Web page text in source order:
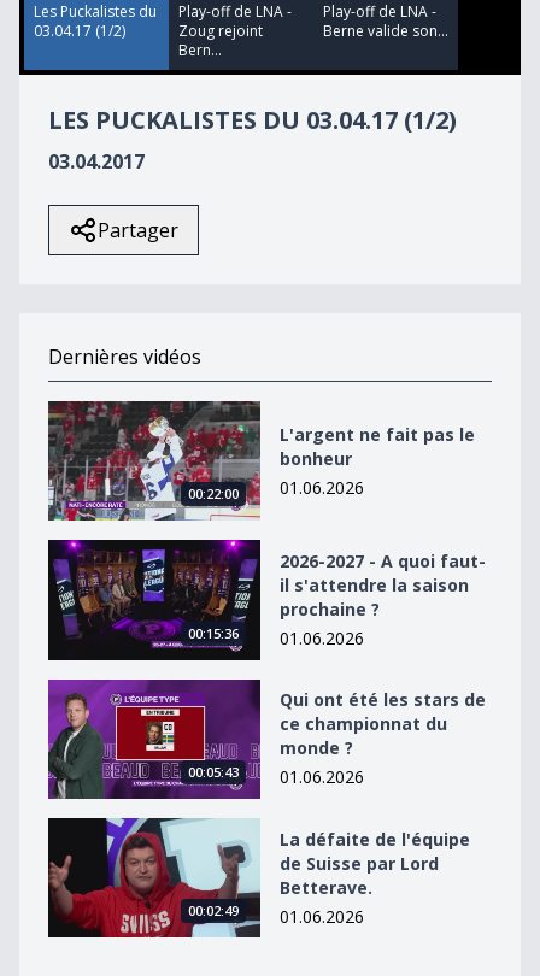
35
seconds
Les Puckalistes du
03.04.17 (1/2)
Play-off de LNA -
Zoug rejoint
Bern...
Play-off de LNA -
Berne valide son...
LES PUCKALISTES DU 03.04.17 (1/2)
03.04.2017
Partager
Dernières vidéos
L&#039;argent ne fait pas le bonheur
00:22:00
L'argent ne fait pas le
bonheur
01.06.2026
2026-2027 - A quoi faut-il s&#039;attendre la saison
00:15:36
2026-2027 - A quoi faut-
il s'attendre la saison
prochaine ?
01.06.2026
Qui ont été les stars de ce championnat du monde ?
00:05:43
Qui ont été les stars de
ce championnat du
monde ?
01.06.2026
La défaite de l&#039;équipe de Suisse par Lord
00:02:49
La défaite de l'équipe
de Suisse par Lord
Betterave.
01.06.2026